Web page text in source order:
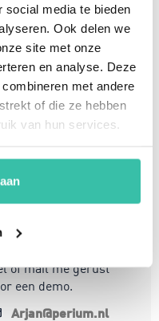
social media te bieden
Ook delen we
site met onze
en analyse. Deze
met andere
of die ze hebben
van hun services.
Kremer
oprichter Perium
een achtergrond in
ICT
een passie voor
om
veranderende
Mijn focus ligt
of mail me gerust
een demo.
Arjan@perium.nl